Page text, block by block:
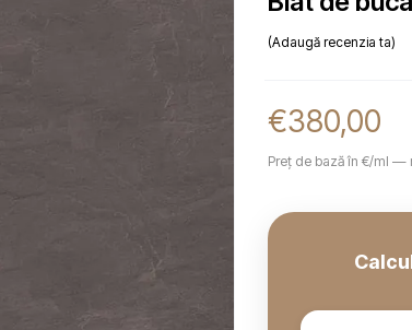
Adaugă recenzia ta
€380,00
Preț de bază în €/ml —